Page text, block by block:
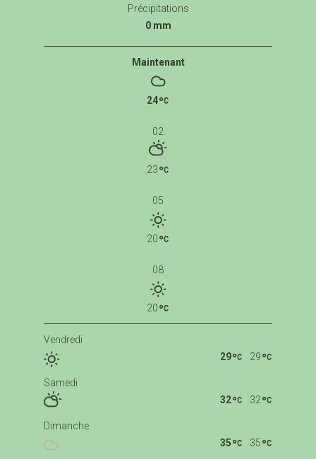
Précipitations
0 mm
Maintenant
24
02
23
05
20
08
20
Vendredi
29
29
Samedi
32
32
Dimanche
35
35